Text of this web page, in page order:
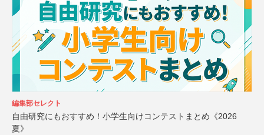
編集部セレクト
自由研究にもおすすめ！小学生向けコンテストまとめ《2026
夏》